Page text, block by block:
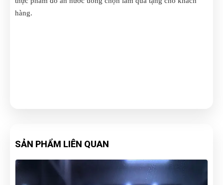
hàng.
SẢN PHẨM LIÊN QUAN